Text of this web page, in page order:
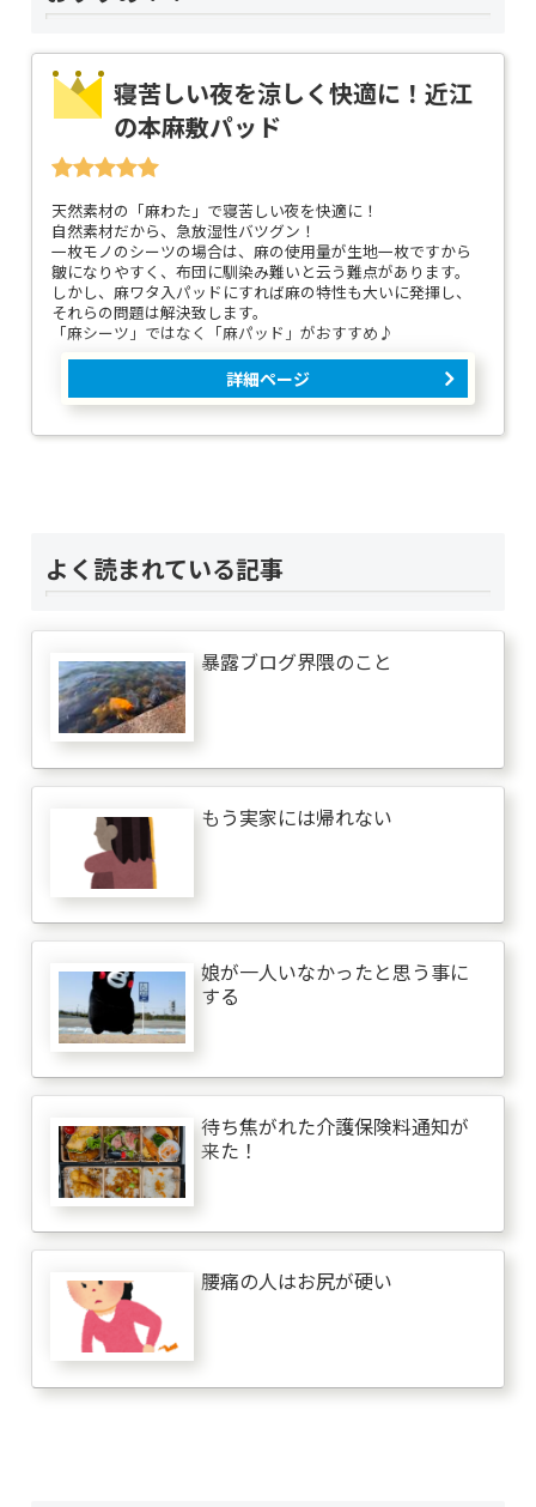
寝苦しい夜を涼しく快適に！近江
の本麻敷パッド
天然素材の「麻わた」で寝苦しい夜を快適に！
自然素材だから、急放湿性バツグン！
一枚モノのシーツの場合は、麻の使用量が生地一枚ですから
皺になりやすく、布団に馴染み難いと云う難点があります。
しかし、麻ワタ入パッドにすれば麻の特性も大いに発揮し、
それらの問題は解決致します。
「麻シーツ」ではなく「麻パッド」がおすすめ♪
詳細ページ
よく読まれている記事
暴露ブログ界隈のこと
もう実家には帰れない
娘が一人いなかったと思う事に
する
待ち焦がれた介護保険料通知が
来た！
腰痛の人はお尻が硬い